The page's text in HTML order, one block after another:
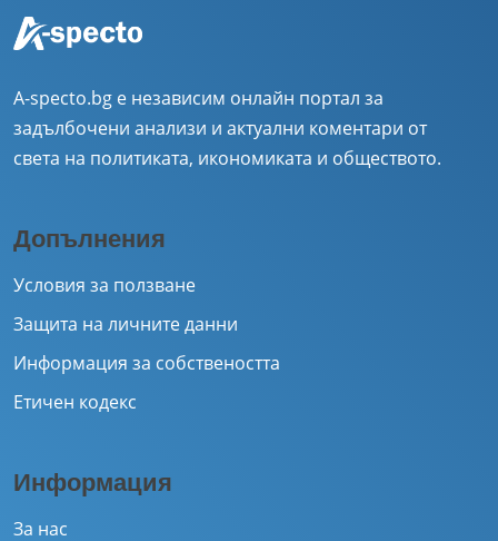
A-specto.bg е независим онлайн портал за
задълбочени анализи и актуални коментари от
света на политиката, икономиката и обществото.
Допълнения
Условия за ползване
Защита на личните данни
Информация за собствеността
Етичен кодекс
Информация
За нас